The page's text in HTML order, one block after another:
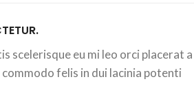
scelerisque eu mi leo orci placerat a
felis in dui lacinia potenti